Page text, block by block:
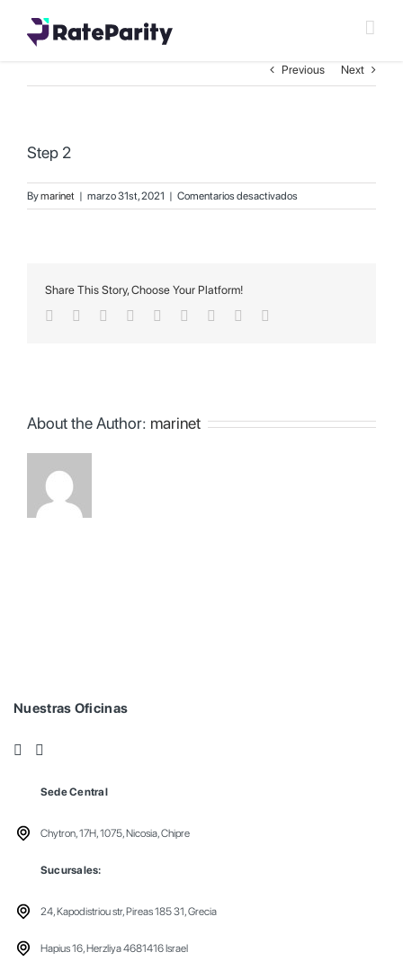
content
Step 2
RateParity / Step 2
Previous Next
Step 2
Bymarinet | marzo 31st, 2021 | Comentarios desactivados
Step
Share This Story, Choose Your Platform!
Facebook
Twitter Reddit LinkedInWhatsApp
Tumblr Pinterest
About the Author: marinet
Nuestras Oficinas
Sede Central
Chytron, 17H, 1075, Nicosia, Chipre
Sucursales:
24, Kapodistriou str, Pireas 185 31, Grecia
Hapius 16, Herzliya 4681416 Israel